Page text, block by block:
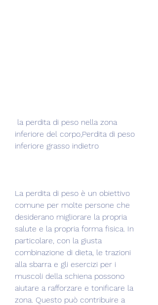
inferiore del corpo,Perdita di peso
inferiore grasso indietro
La perdita di peso è un obiettivo
comune per molte persone che
desiderano migliorare la propria
salute e la propria forma fisica. In
particolare, con la giusta
combinazione di dieta, le trazioni
alla sbarra e gli esercizi per i
muscoli della schiena possono
aiutare a rafforzare e tonificare la
zona. Questo può contribuire a